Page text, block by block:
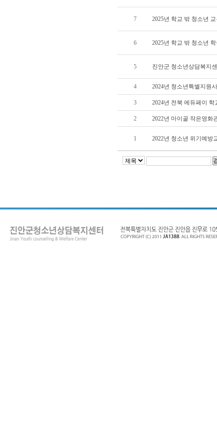
7 2025년 학교 밖 청소년
6 2025년 학교 밖 청소년
5 진안군 청소년상담복지
4 2024년 청소년특별지원
3 2024년 전북 에듀페이
2 2022년 마이골 작은영화
1 2022년 청소년 위기예방